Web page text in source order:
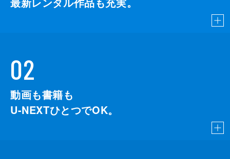
02
動画も書籍も
U-NEXTひとつでOK。